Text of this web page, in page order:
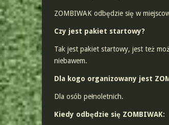
ZOMBIWAK odbędzie się w
Czy jest pakiet startowy?
Tak jest pakiet startowy, jest też
niebawem.
Dla kogo organizowany jest
Dla osób pełnoletnich.
Kiedy odbędzie się ZOMBIWAK: